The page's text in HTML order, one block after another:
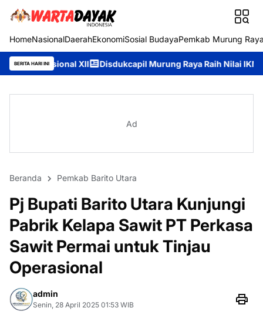
HomeNasionalDaerahEkonomiSosial BudayaPemkab Murung
BERITA HARI INI
XII Disdukcapil Murung Raya Raih Nilai IKM 93,84, Bukti
Ad
Beranda Pemkab Barito Utara
Pj Bupati Barito Utara Kunjungi
Pabrik Kelapa Sawit PT Perkasa
Sawit Permai untuk Tinjau
Operasional
admin
Senin, 28 April 2025 01:53 WIB